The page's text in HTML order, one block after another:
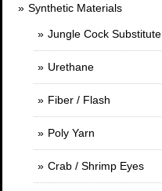
Synthetic Materials
Jungle Cock Substitute
Urethane
Fiber / Flash
Poly Yarn
Crab / Shrimp Eyes